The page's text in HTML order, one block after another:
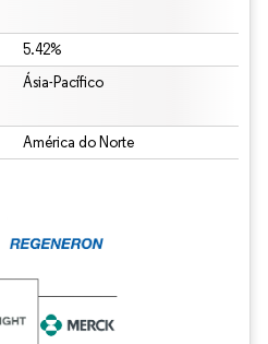
5.42%
Ásia-Pacífico
América do Norte